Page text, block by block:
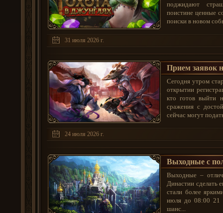
поджидают
поистине ценные
поиски в новом
31 июля 2026 г.
Прием заявок
Сегодня утром
открытии
кто готов выйти
сражения с
сейчас могут
24 июля 2026 г.
Выходные с
Выходные –
Династии сделать
стали более
июля до 08:00 21
шанс...